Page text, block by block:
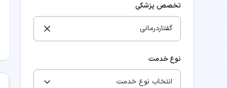
تخصص پزشکی
گفتاردرمانی
نوع خدمت
انتخاب نوع خدمت